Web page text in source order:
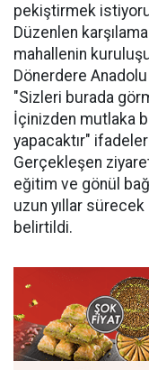
pekiştirmek
Düzenlen
mahallenin
Dönerdere
"Sizleri burada
İçinizden mutlaka
yapacaktır"
Gerçekleşen
eğitim ve gönül
uzun yıllar sürecek
belirtildi.